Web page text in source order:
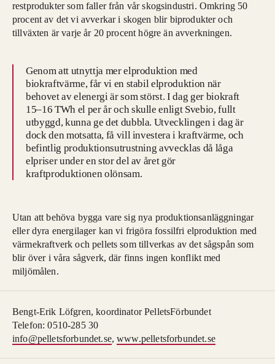
restprodukter som faller från vår skogsindustri. Omkring 50
procent av det vi avverkar i skogen blir biprodukter och
tillväxten är varje år 20 procent högre än avverkningen.
Genom att utnyttja mer elproduktion med
biokraftvärme, får vi en stabil elproduktion när
behovet av elenergi är som störst. I dag ger biokraft
15–16 TWh el per år och skulle enligt Svebio, fullt
utbyggd, kunna ge det dubbla. Utvecklingen i dag är
dock den motsatta, få vill investera i kraftvärme, och
befintlig produktionsutrustning avvecklas då låga
elpriser under en stor del av året gör
kraftproduktionen olönsam.
Utan att behöva bygga vare sig nya produktionsanläggningar
eller dyra energilager kan vi frigöra fossilfri elproduktion med
värmekraftverk och pellets som tillverkas av det sågspån som
blir över i våra sågverk, där finns ingen konflikt med
miljömålen.
Bengt-Erik Löfgren, koordinator PelletsFörbundet
Telefon: 0510-285 30
info@pelletsforbundet.se,www.pelletsforbundet.se